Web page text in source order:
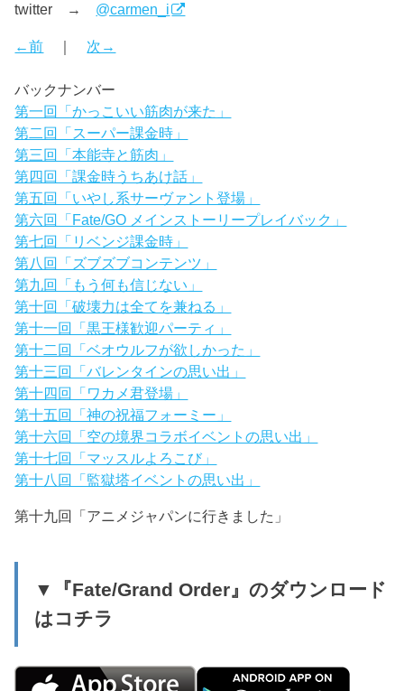
twitter → @carmen_i
←前 ｜ 次→
バックナンバー
第一回「かっこいい筋肉が来た」
第二回「スーパー課金時」
第三回「本能寺と筋肉」
第四回「課金時うちあけ話」
第五回「いやし系サーヴァント登場」
第六回「Fate/GO メインストーリープレイバック」
第七回「リベンジ課金時」
第八回「ズブズブコンテンツ」
第九回「もう何も信じない」
第十回「破壊力は全てを兼ねる」
第十一回「黒王様歓迎パーティ」
第十二回「ベオウルフが欲しかった」
第十三回「バレンタインの思い出」
第十四回「ワカメ君登場」
第十五回「神の祝福フォーミー」
第十六回「空の境界コラボイベントの思い出」
第十七回「マッスルよろこび」
第十八回「監獄塔イベントの思い出」
第十九回「アニメジャパンに行きました」
▼『Fate/Grand Order』のダウンロード
はコチラ